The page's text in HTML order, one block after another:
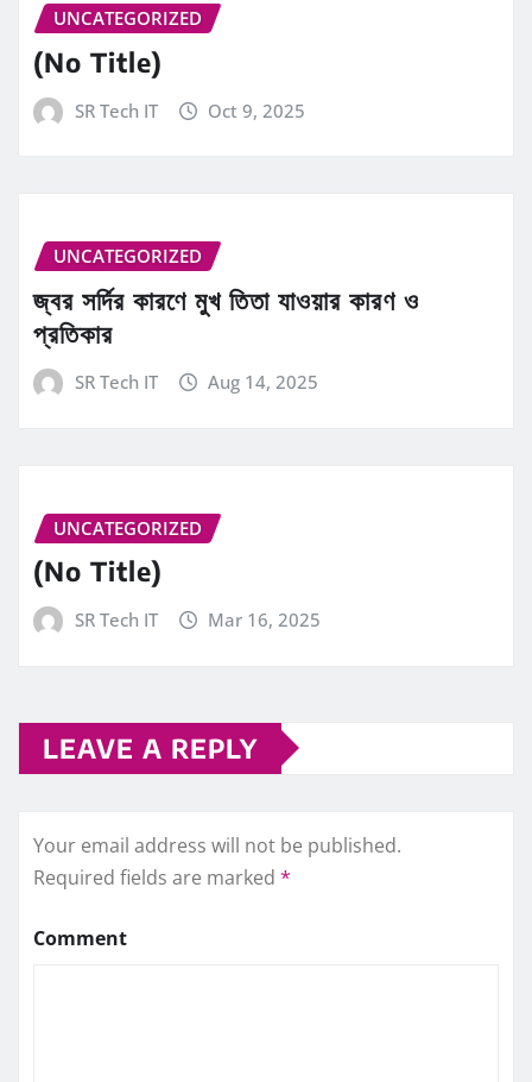
UNCATEGORIZED
(No Title)
SR Tech IT Oct 9, 2025
UNCATEGORIZED
জ্বর সর্দির কারণে মুখ তিতা যাওয়ার কারণ ও
প্রতিকার
SR Tech IT Aug 14, 2025
UNCATEGORIZED
(No Title)
SR Tech IT Mar 16, 2025
LEAVE A REPLY
Your email address will not be published.
Required fields are marked *
Comment